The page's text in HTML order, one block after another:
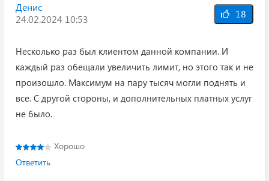
Денис
24.02.2024 10:53
18
Несколько раз был клиентом данной компании. И
каждый раз обещали увеличить лимит, но этого так и не
произошло. Максимум на пару тысяч могли поднять и
все. С другой стороны, и дополнительных платных услуг
не было.
Хорошо
Ответить